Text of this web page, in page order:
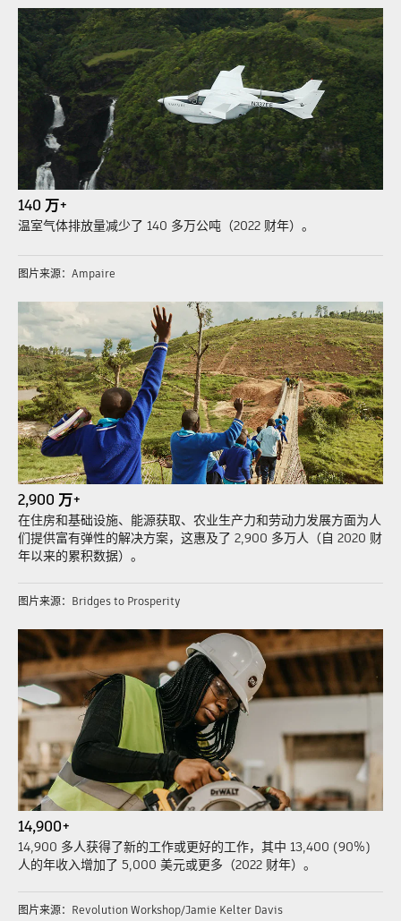
140 万+
温室气体排放量减少了 140 多万公吨 （2022 财年）。
图片来源：Ampaire
2,900 万+
在住房和基础设施、能源获取、农业生产力和劳动力发展方面为人
们提供富有弹性的解决方案，这惠及了 2,900 多万人（自 2020 财
年以来的累积数据）。
图片来源：Bridges to Prosperity
14,900+
14,900 多人获得了新的工作或更好的工作，其中 13,400 (90%)
人的年收入增加了 5,000 美元或更多（2022 财年）。
图片来源：Revolution Workshop/Jamie Kelter Davis